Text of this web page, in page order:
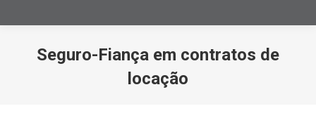
Seguro-Fiança em contratos de
locação